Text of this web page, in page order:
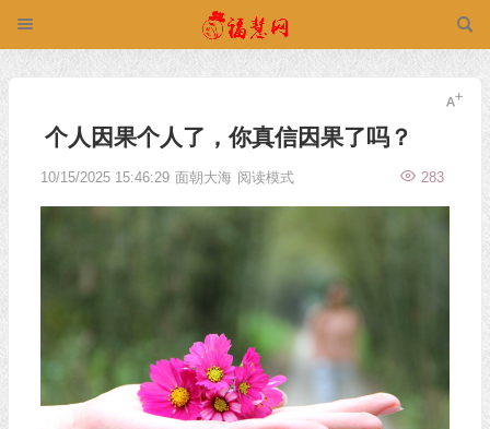
个人因果个人了，你真信因果了吗？
10/15/2025 15:46:29 面朝大海 283
阅读模式